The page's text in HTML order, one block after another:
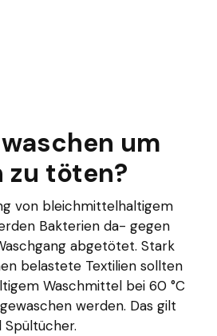
um
zu töten?
von bleichmittelhaltigem
Bakterien da- gegen
abgetötet. Stark
belastete Textilien sollten
Waschmittel bei 60 °C
werden. Das gilt